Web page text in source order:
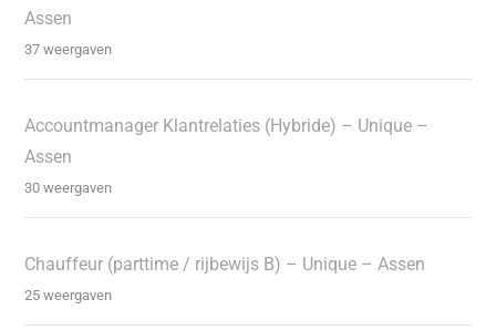
Assen
37 weergaven
Accountmanager Klantrelaties (Hybride) – Unique –
Assen
30 weergaven
Chauffeur (parttime / rijbewijs B) – Unique – Assen
25 weergaven